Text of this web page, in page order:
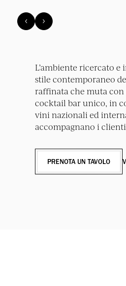
L’ambiente ricercato
stile contemporaneo
raffinata che muta con
cocktail bar unico, in
vini nazionali ed
accompagnano i
PRENOTA UN TAVOLO